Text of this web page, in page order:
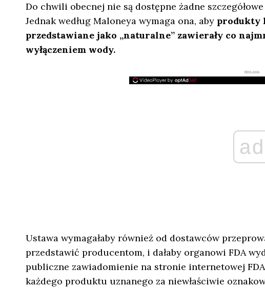
Do chwili obecnej nie są dostępne żadne
Jednak według Maloneya wymaga ona, aby produkty
przedstawiane jako „naturalne” zawierały co
wyłączeniem wody.
REKLAMA
ad
Ustawa wymagałaby również od dostawców
przedstawić producentom, i dałaby organowi FDA
publiczne zawiadomienie na stronie internetowej
każdego produktu uznanego za niewłaściwie